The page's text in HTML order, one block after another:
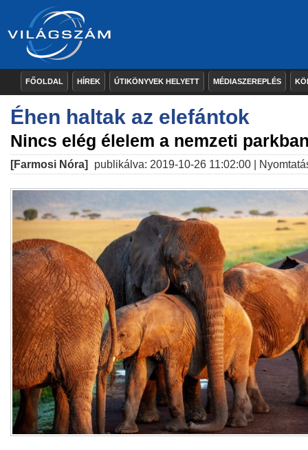
FŐOLDAL HÍREK ÚTIKÖNYVEK HELYETT MÉDIASZEREPLÉS
Éhen haltak az elefántok
Nincs elég élelem a nemzeti
[Farmosi Nóra] publikálva: 2019-10-26 11:02:00 |